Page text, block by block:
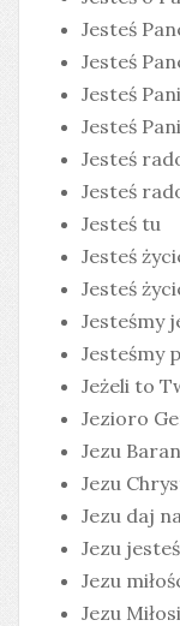
Jesteś
Jesteś
Jesteś
Jesteś
Jesteś
Jesteś
Jesteś tu
Jesteś
Jesteś
Jesteśmy
Jesteśmy
Jeżeli to
Jezioro
Jezu
Jezu
Jezu daj
Jezu
Jezu
Jezu